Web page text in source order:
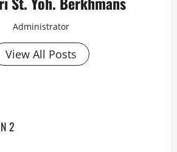
Administrator
View All Posts
2